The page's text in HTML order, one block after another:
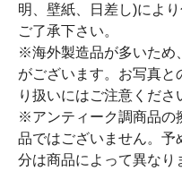
明、壁紙、日差し)によ
ご了承下さい。
※海外製造品が多いため
がございます。お写真と
り扱いにはご注意くださ
※アンティーク調商品の
品ではございません。予
分は商品によって異なり